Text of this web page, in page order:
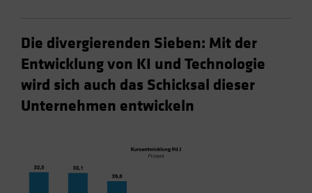
Die divergierenden Sieben: Mit der
Entwicklung von KI und Technologie
wird sich auch das Schicksal dieser
Unternehmen entwickeln